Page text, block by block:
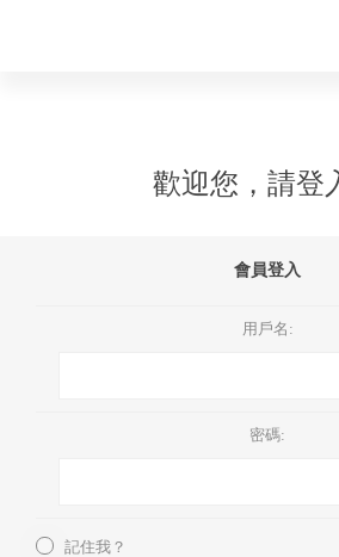
歡迎您，請登
會員登入
用戶名:
密碼:
記住我？